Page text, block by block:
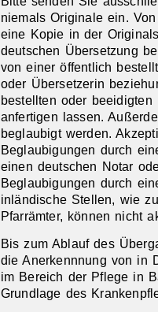
niemals Originale ein.
eine Kopie in der
deutschen Übersetzung
von einer öffentlich
oder Übersetzerin
bestellten oder
anfertigen lassen.
beglaubigt werden.
Beglaubigungen durch
einen deutschen Notar
Beglaubigungen durch
inländische Stellen, wie
Pfarrämter, können nicht
Bis zum Ablauf des
die Anerkennnung von in
im Bereich der Pflege in
Grundlage des